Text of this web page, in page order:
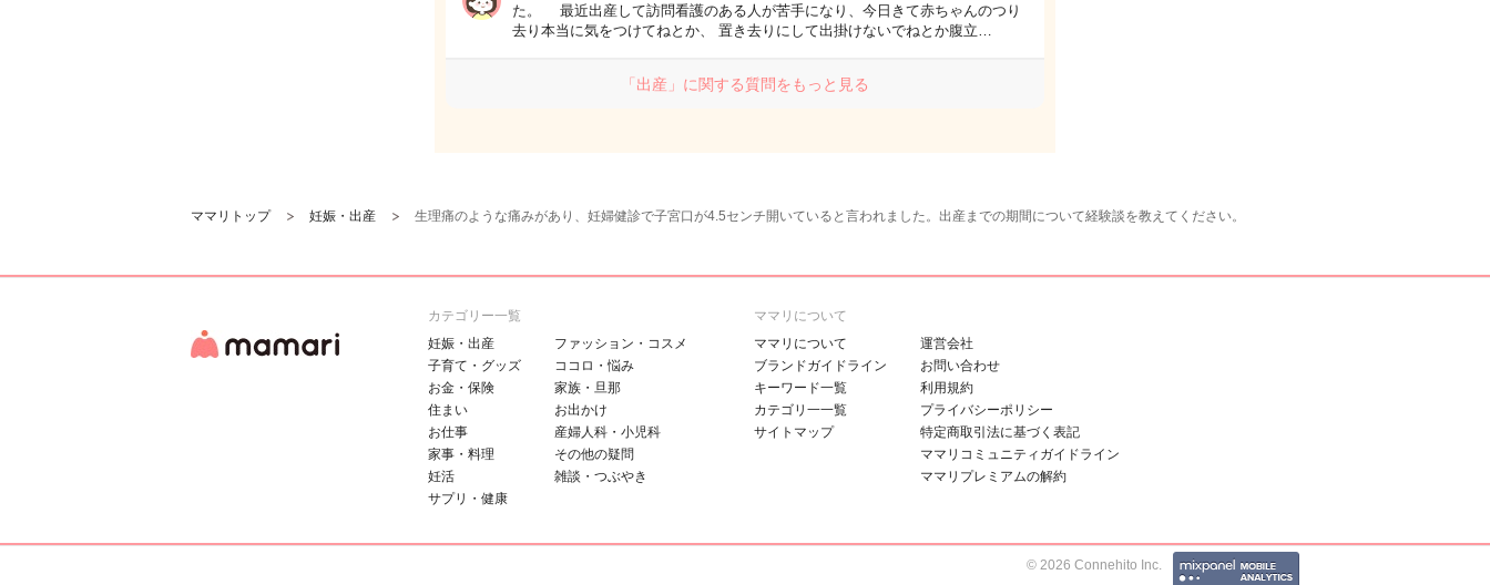
た。 最近出産して訪問看護のある人が苦手になり、今日きて赤ちゃんのつり
去り本当に気をつけてねとか、 置き去りにして出掛けないでねとか腹立…
「出産」に関する質問をもっと見る
ママリトップ 妊娠・出産 生理痛のような痛みがあり、妊婦健診で子宮口が4.5センチ開いていると言われました。出産までの期間について経験談を教えてください。
カテゴリー一覧
妊娠・出産
子育て・グッズ
お金・保険
住まい
お仕事
家事・料理
妊活
サプリ・健康
ファッション・コスメ
ココロ・悩み
家族・旦那
お出かけ
産婦人科・小児科
その他の疑問
雑談・つぶやき
ママリについて
ママリについて
ブランドガイドライン
キーワード一覧
カテゴリ一一覧
サイトマップ
運営会社
お問い合わせ
利用規約
プライバシーポリシー
特定商取引法に基づく表記
ママリコミュニティガイドライン
ママリプレミアムの解約
© 2026 Connehito Inc.